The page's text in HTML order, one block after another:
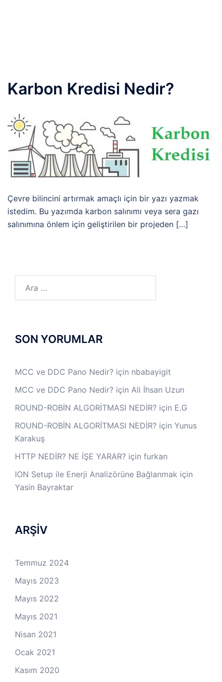
Karbon Kredisi Nedir?
Çevre bilincini artırmak amaçlı için bir yazı yazmak
istedim. Bu yazımda karbon salınımı veya sera gazı
salınımına önlem için geliştirilen bir projeden […]
SON YORUMLAR
MCC ve DDC Pano Nedir? için nbabayigit
MCC ve DDC Pano Nedir? için Ali İhsan Uzun
ROUND-ROBİN ALGORİTMASI NEDİR? için E.G
ROUND-ROBİN ALGORİTMASI NEDİR? için Yunus
Karakuş
HTTP NEDİR? NE İŞE YARAR? için furkan
ION Setup ile Enerji Analizörüne Bağlanmak için
Yasin Bayraktar
ARŞİV
Temmuz 2024
Mayıs 2023
Mayıs 2022
Mayıs 2021
Nisan 2021
Ocak 2021
Kasım 2020